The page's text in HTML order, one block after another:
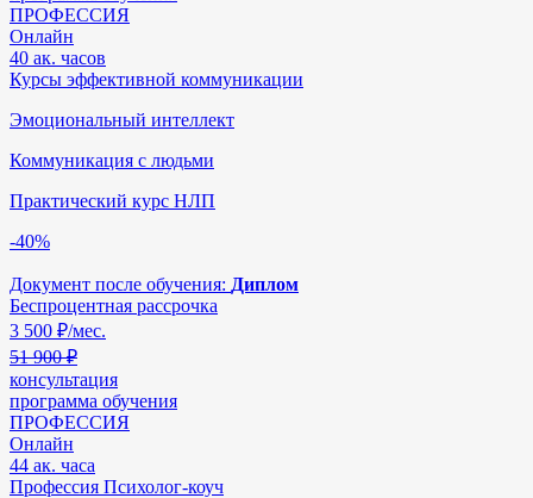
ПРОФЕССИЯ
Онлайн
40 ак. часов
Курсы эффективной коммуникации
Эмоциональный интеллект
Коммуникация с людьми
Практический курс НЛП
-40%
Документ после обучения: Диплом
Беспроцентная рассрочка
3 500 ₽/мес.
51 900 ₽
консультация
программа обучения
ПРОФЕССИЯ
Онлайн
44 ак. часа
Профессия Психолог-коуч